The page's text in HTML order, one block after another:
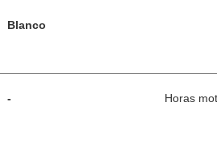
Blanco
- Horas